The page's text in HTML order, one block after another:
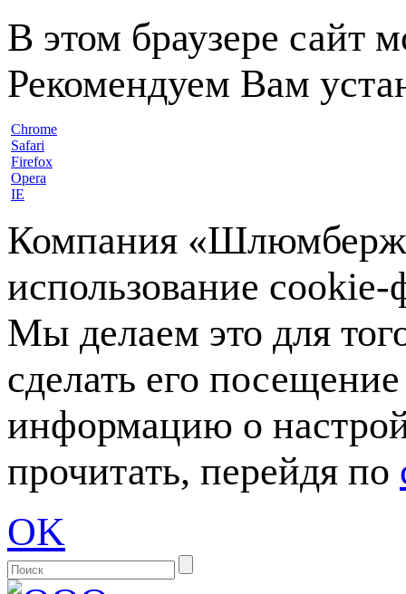
В этом браузере сайт
Рекомендуем Вам
Chrome
Safari
Firefox
Opera
IE
Компания
использование
Мы делаем это для
сделать его
информацию о
прочитать, перейдя по
OK